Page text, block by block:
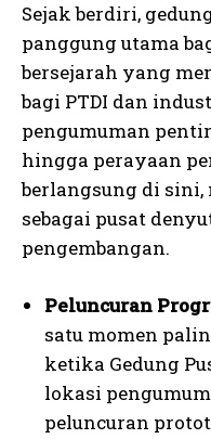
Sejak berdiri,
panggung utama
bersejarah yang
bagi PTDI dan
pengumuman
hingga perayaan
berlangsung di
sebagai pusat
pengembangan.
Peluncuran
satu momen
ketika Gedung
lokasi
peluncuran